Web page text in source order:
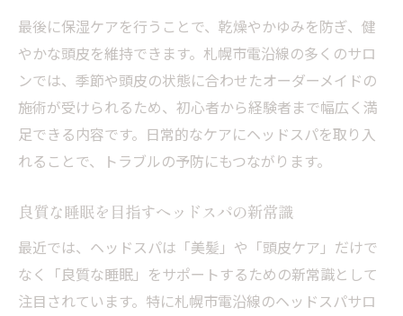
最後に保湿ケアを行うことで、乾燥やかゆみを防ぎ、健
やかな頭皮を維持できます。札幌市電沿線の多くのサロ
ンでは、季節や頭皮の状態に合わせたオーダーメイドの
施術が受けられるため、初心者から経験者まで幅広く満
足できる内容です。日常的なケアにヘッドスパを取り入
れることで、トラブルの予防にもつながります。
良質な睡眠を目指すヘッドスパの新常識
最近では、ヘッドスパは「美髪」や「頭皮ケア」だけで
なく「良質な睡眠」をサポートするための新常識として
注目されています。特に札幌市電沿線のヘッドスパサロ